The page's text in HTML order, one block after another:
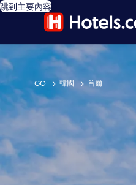
跳到主要內容
GO 韓國 首爾